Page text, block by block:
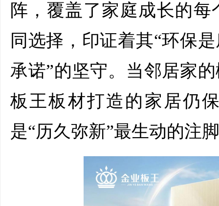
阵，覆盖了家庭成长的
同选择，印证着其“环保
承诺”的坚守。当邻居家
板王板材打造的家居仍
是“历久弥新”最生动的注